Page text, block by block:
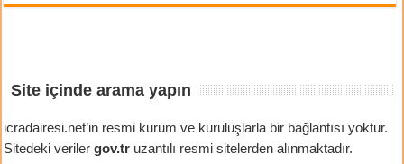
Site içinde arama yapın
icradairesi.net’in resmi kurum ve kuruluşlarla bir bağlantısı yoktur.
Sitedeki verilergov.tr uzantılı resmi sitelerden alınmaktadır.